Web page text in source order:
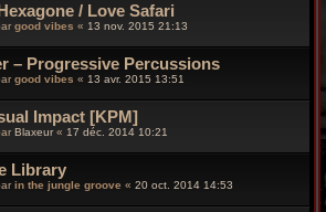
/ Love Safari
good vibes « 13 nov. 2015 21:13
– Progressive Percussions
good vibes « 13 avr. 2015 13:51
Impact [KPM]
Blaxeur« 17 déc. 2014 10:21
Library
in the jungle groove « 20 oct. 2014 14:53